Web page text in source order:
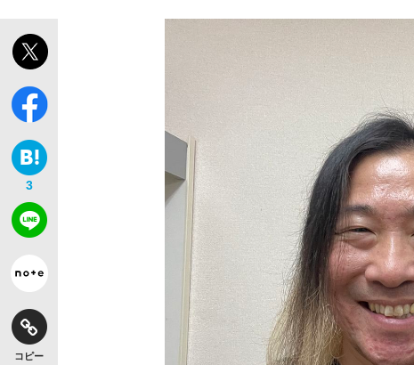
「目標達成できなかったからと言って…」サ
いまさら聞けない資産運用のすべて
3
コピー